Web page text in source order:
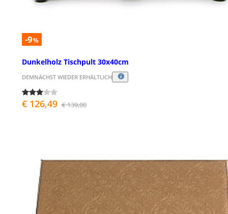
-9%
Dunkelholz Tischpult 30x40cm
DEMNÄCHST WIEDER ERHÄLTLICH
€ 126,49 € 139,00